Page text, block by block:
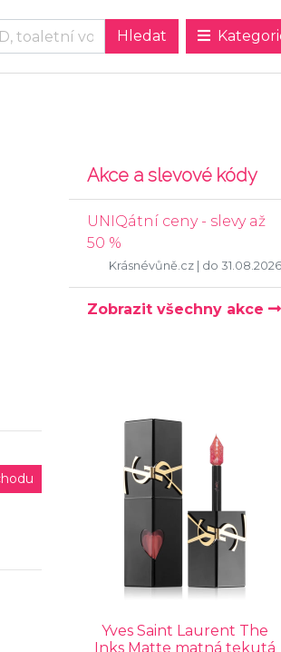
Akce a slevové kódy
UNIQátní ceny - slevy až
50 %
Krásnévůně.cz | do 31.08.2026
Zobrazit všechny akce
Yves Saint Laurent The
Inks Matte matná tekutá